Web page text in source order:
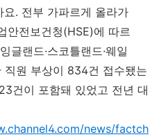
. 전부 가파르게 올라가
안전보건청(HSE)에 따르
글랜드·스코틀랜드·웨일
직원 부상이 834건 접수됐는
건이 포함돼 있었고 전년 대
news/factch